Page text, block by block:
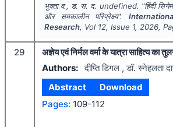
भुक्ता व., ड. स. द. undefined. "हिंदी
और समकालीन परिप्रेक्ष्य".
Research, Vol 12, Issue 1, 2026,
29
अज्ञेय एवं निर्मल वर्मा के यात्रा साहित्य का
Authors: दीप्ति डिगल , डॉ. स्नेहलता
Abstract
Download
Pages: 109-112